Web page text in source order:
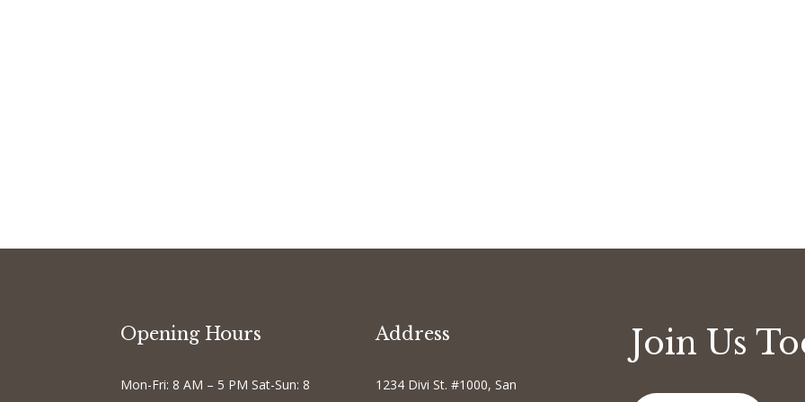
Opening Hours
Mon-Fri: 8 AM – 5 PM Sat-Sun: 8
Address
1234 Divi St. #1000, San
Join Us